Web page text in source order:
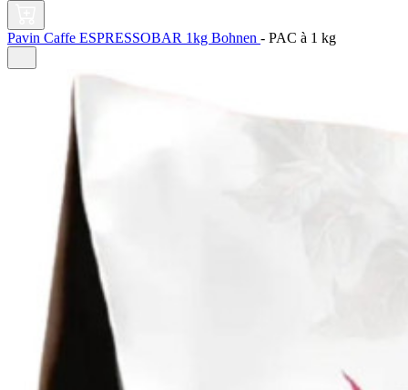
Pavin Caffe ESPRESSOBAR 1kg Bohnen - PAC à 1 kg